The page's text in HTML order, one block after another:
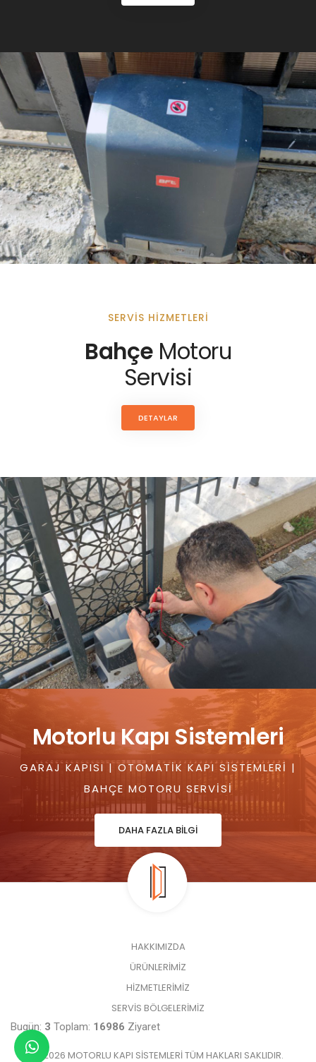
SERVIS HIZMETLERI
Bahçe Motoru
Servisi
DETAYLAR
Motorlu Kapı Sistemleri
GARAJ KAPISI | OTOMATIK KAPI SISTEMLERI |
BAHÇE MOTORU SERVISI
DAHA FAZLA BİLGİ
HAKKIMIZDA
ÜRÜNLERİMİZ
HİZMETLERİMİZ
SERVİS BÖLGELERİMİZ
Bugün: 3 Toplam: 16986 Ziyaret
© 2026 MOTORLU KAPI SISTEMLERI TÜM HAKLARI SAKLIDIR.